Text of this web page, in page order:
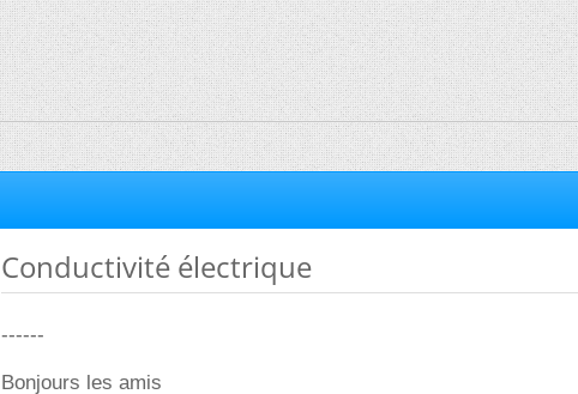
Conductivité électrique
------
Bonjours les amis